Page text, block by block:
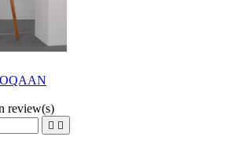
review(s)
 